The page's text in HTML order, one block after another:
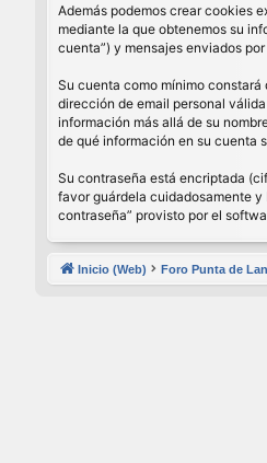
Además podemos crear cookies
mediante la que obtenemos su
cuenta”) y mensajes enviados
Su cuenta como mínimo constará
dirección de email personal
información más allá de su
de qué información en su cuenta
Su contraseña está encriptada
favor guárdela cuidadosamente y
contraseña” provisto por el
Inicio (Web) Foro Punta de